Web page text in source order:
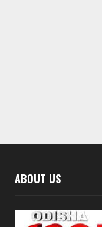
ABOUT US